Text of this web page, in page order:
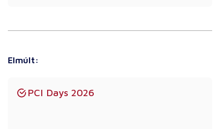
Elmúlt:
PCI Days 2026